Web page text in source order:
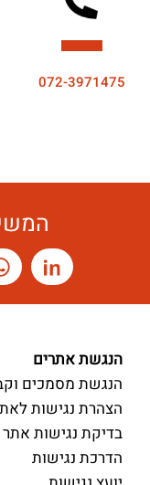
072-3971475
הנגשת אתרים
הנגשת מסמכים
הצהרת נגישות
בדיקת נגישות אתר
הדרכת נגישות